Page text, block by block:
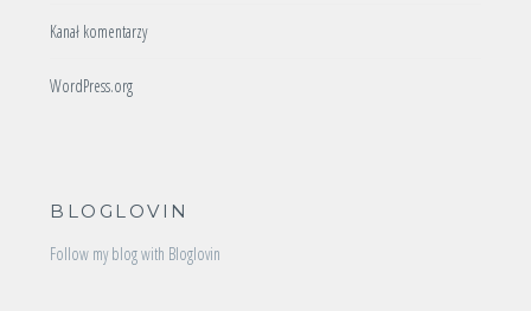
Kanał komentarzy
WordPress.org
BLOGLOVIN
Follow my blog with Bloglovin